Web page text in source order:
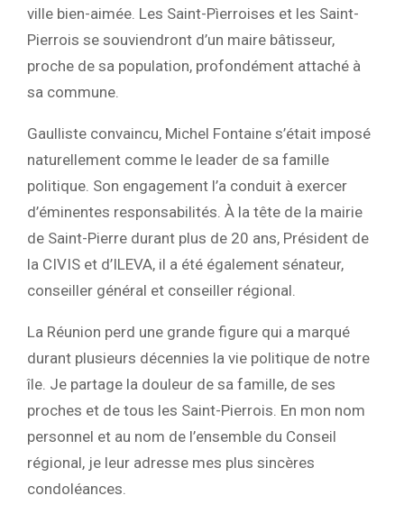
ville bien-aimée. Les Saint-Pìerroises et les Saint-
Pierrois se souviendront d’un maire bâtisseur,
proche de sa population, profondément attaché à
sa commune.
Gaulliste convaincu, Michel Fontaine s’était imposé
naturellement comme le leader de sa famille
politique. Son engagement l’a conduit à exercer
d’éminentes responsabilités. À la tête de la mairie
de Saint-Pierre durant plus de 20 ans, Président de
la CIVIS et d’ILEVA, il a été également sénateur,
conseiller général et conseiller régional.
La Réunion perd une grande figure qui a marqué
durant plusieurs décennies la vie politique de notre
île. Je partage la douleur de sa famille, de ses
proches et de tous les Saint-Pierrois. En mon nom
personnel et au nom de l’ensemble du Conseil
régional, je leur adresse mes plus sincères
condoléances.